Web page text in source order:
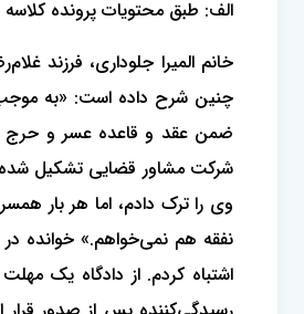
الف: طبق محتویات پرونده کلاسه 500471 شعبه بیست ‌و یکم دیوان ‌عالی کشور
چنین شرح داده است: «به موجب
وی را ترک دادم، اما هر بار
نفقه هم نمی‌خواهم.» خوانده
اشتباه کردم. از دادگاه یک